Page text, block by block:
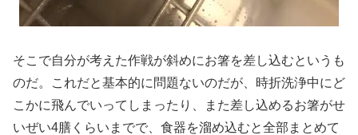
そこで自分が考えた作戦が斜めにお箸を差し込むというも
のだ。これだと基本的に問題ないのだが、時折洗浄中にど
こかに飛んでいってしまったり、また差し込めるお箸がせ
いぜい4膳くらいまでで、食器を溜め込むと全部まとめて